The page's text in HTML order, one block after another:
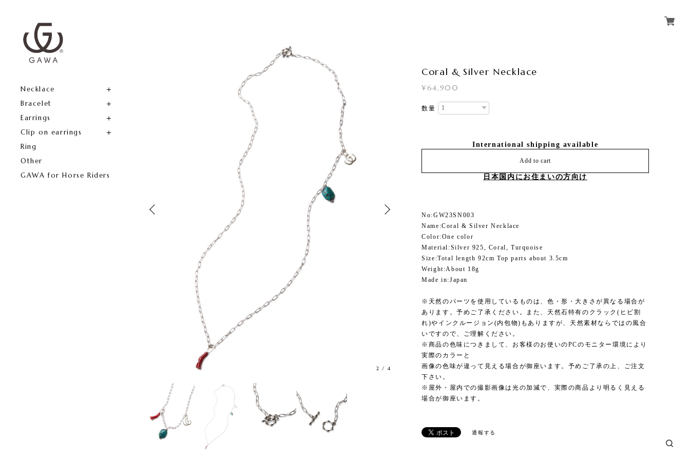
Necklace
Bracelet
Earrings
Clip on earrings
Ring
Other
GAWA for Horse Riders
2 /4
Coral & Silver Necklace
¥64,900
数量
International shipping available
Add to cart
日本国内にお住まいの方向け
No:GW23SN003
Name:Coral & Silver Necklace
Color:One color
Material:Silver 925, Coral, Turquoise
Size:Total length 92cm Top parts about 3.5cm
Weight:About 18g
Made in:Japan
※天然のパーツを使用しているものは、色・形・大きさが異なる場合が
あります。予めご了承ください。また、天然石特有のクラック(ヒビ割
れ)やインクルージョン(内包物)もありますが、天然素材ならではの風合
いですので、ご理解ください。
※商品の色味につきまして、お客様のお使いのPCのモニター環境により
実際のカラーと
画像の色味が違って見える場合が御座います。予めご了承の上、ご注文
下さい。
※屋外・屋内での撮影画像は光の加減で、実際の商品より明るく見える
場合が御座います。
通報する